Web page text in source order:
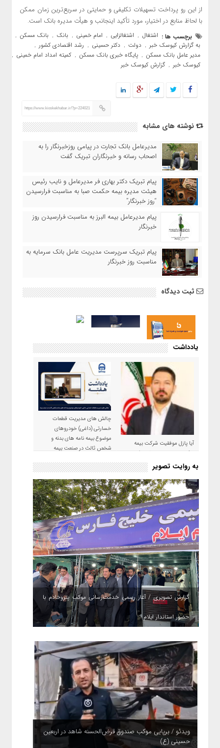
از این رو پرداخت تسهیلات تکلیفی و حمایتی در سریع‌ترین زمان ممکن
با لحاظ منابع در اختیار، مورد تأکید اینجانب و هیأت مدیره بانک است.
برچسب ها : اشتغال , اشتغالزایی , امام خمینی , بانک , بانک مسکن ,
به گزارش کیوسک خبر , دولت , دکتر حسینی , رشد اقتصادی کشور ,
مدیر عامل بانک مسکن , پایگاه خبری بانک مسکن , کمیته امداد امام خمینی ,
کیوسک خبر , گزارش کیوسک خبر
https://www.kioskekhabar.ir/?p=224021
نوشته های مشابه
مدیرعامل بانک تجارت در پیامی روزخبرنگار را به
اصحاب رسانه و خبرنگاران تبریک گفت
پیام تبریک دکتر بهاری فر مدیرعامل و نایب رئیس
هیئت مدیره بیمه حکمت صبا به مناسبت فرارسیدن
“روز خبرنگار”
پیام مدیرعامل بیمه البرز به مناسبت فرارسیدن روز
خبرنگار
پیام تبریک سرپرست مدیریت عامل بانک سرمایه به
مناسبت روز خبرنگار
ثبت دیدگاه
یادداشت
آیا پازل موفقیت شرکت بیمه
حکمت صبا در سال ۱۴۰۵ کامل می
شود؟!
چالش های مدیریت قطعات
خسارتی (داغی) خودروهای
موضوع بیمه نامه های بدنه و
شخص ثالث در صنعت بیمه
به روایت تصویر
گزارش تصویری / آغاز رسمی خدمت‌رسانی موکب پتروخادم با
حضور استاندار ایلام
ویدئو / برپایی موکب صندوق قرض‌الحسنه شاهد در اربعین
حسینی (ع)